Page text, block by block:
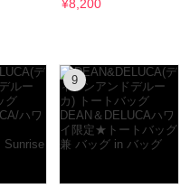
¥8,200
9